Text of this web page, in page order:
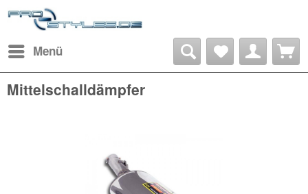
Menü
Mittelschalldämpfer